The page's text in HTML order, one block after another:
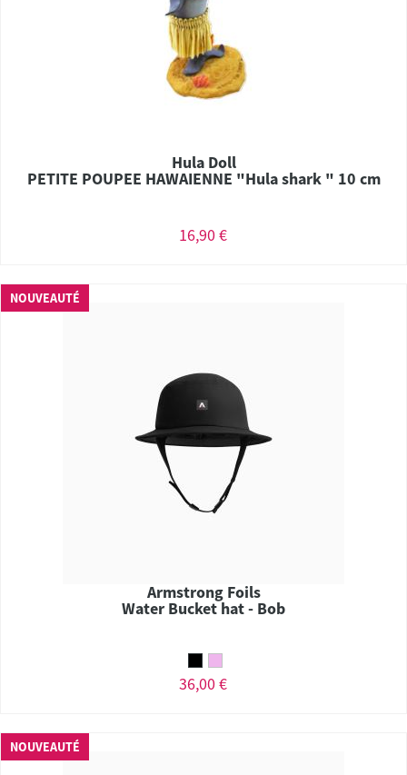
Hula Doll
PETITE POUPEE HAWAIENNE "Hula shark " 10 cm
16,90 €
NOUVEAUTÉ
Armstrong Foils
Water Bucket hat - Bob
36,00 €
NOUVEAUTÉ